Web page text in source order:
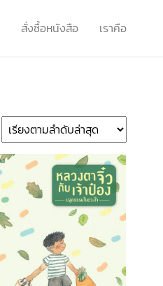
สั่งซื้อหนังสือ เราคือ